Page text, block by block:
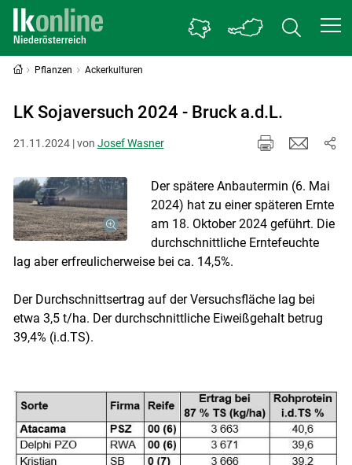
Pflanzen Ackerkulturen
LK Sojaversuch 2024 - Bruck a.d.L.
21.11.2024 | von Josef Wasner
Der spätere Anbautermin (6. Mai
2024) hat zu einer späteren Ernte
am 18. Oktober 2024 geführt. Die
durchschnittliche Erntefeuchte
lag aber erfreulicherweise bei ca. 14,5%.
Der Durchschnittsertrag auf der Versuchsfläche lag bei
etwa 3,5 t/ha. Der durchschnittliche Eiweißgehalt betrug
39,4% (i.d.TS).